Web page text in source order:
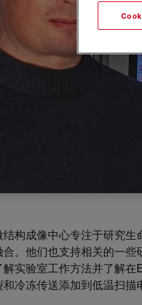
构成像中心专注于研究
。他们也支持相关的一
实验室工作方法并了解
冷冻传送添加到低温扫